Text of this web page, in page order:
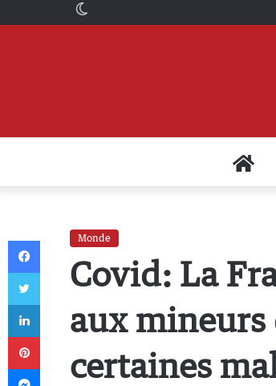
Monde
Covid: La
aux mineurs
certaines
Facebook
Twitter
Messenger